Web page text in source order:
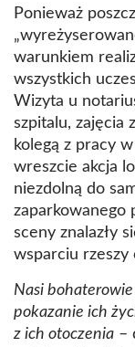
Ponieważ
warunkiem
wszystkich
Wizyta u
szpitalu, zajęcia
kolegą z pracy
wreszcie akcja
niezdolną do
zaparkowanego
sceny znalazły
wsparciu rzeszy
Nasi
pokazanie ich
z ich otoczenia –